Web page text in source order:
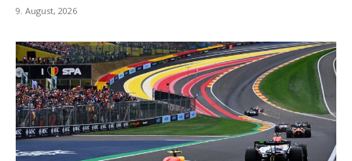
9. August, 2026